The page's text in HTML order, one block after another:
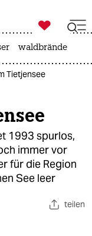

taz zahl ich
waldbrände
Tietjensee
1993 spurlos,
immer vor
für die Region
See leer
teilen